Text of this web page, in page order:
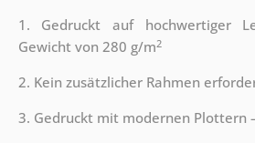
1. Gedruckt auf hochwertiger
Gewicht von 280 g/m2
2. Kein zusätzlicher Rahmen
3. Gedruckt mit modernen Plottern